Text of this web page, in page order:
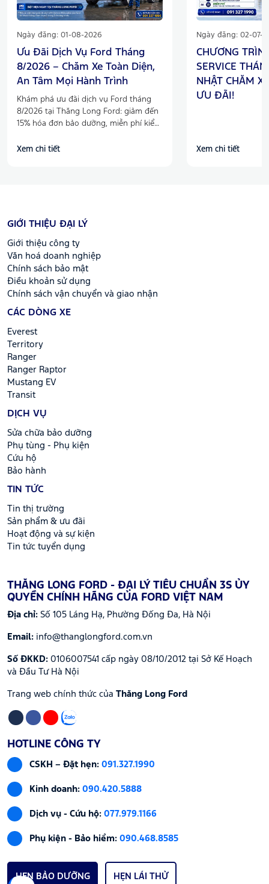
Ngày đăng: 01-08-2026
Ưu Đãi Dịch Vụ Ford Tháng
8/2026 – Chăm Xe Toàn Diện,
An Tâm Mọi Hành Trình
Khám phá ưu đãi dịch vụ Ford tháng
8/2026 tại Thăng Long Ford: giảm đến
15% hóa đơn bảo dưỡng, miễn phí kiểm
lợi hấp dẫn.
Xem chi tiết
Ngày đăng: 02-07-
CHƯƠNG
SERVICE
NHẬT CHĂM
ƯU ĐÃI!
Xem chi tiết
GIỚI THIỆU ĐẠI LÝ
Giới thiệu công ty
Văn hoá doanh nghiệp
Chính sách bảo mật
Điều khoản sử dụng
Chính sách vận chuyển và giao nhận
CÁC DÒNG XE
Everest
Territory
Ranger
Ranger Raptor
Mustang EV
Transit
DỊCH VỤ
Sửa chữa bảo dưỡng
Phụ tùng - Phụ kiện
Cứu hộ
Bảo hành
TIN TỨC
Tin thị trường
Sản phẩm & ưu đãi
Hoạt động và sự kiện
Tin tức tuyển dụng
THĂNG LONG FORD - ĐẠI LÝ TIÊU CHUẨN 3S ỦY
QUYỀN CHÍNH HÃNG CỦA FORD VIỆT NAM
Địa chỉ: Số 105 Láng Hạ, Phường Đống Đa, Hà Nội
Email: info@thanglongford.com.vn
Số ĐKKD: 0106007541 cấp ngày 08/10/2012 tại Sở Kế Hoạch
và Đầu Tư Hà Nội
Trang web chính thức của Thăng Long Ford
HOTLINE CÔNG TY
CSKH – Đặt hẹn: 091.327.1990
Kinh doanh: 090.420.5888
Dịch vụ - Cứu hộ: 077.979.1166
Phụ kiện - Bảo hiểm: 090.468.8585
HẸN BẢO DƯỠNG HẸN LÁI THỬ